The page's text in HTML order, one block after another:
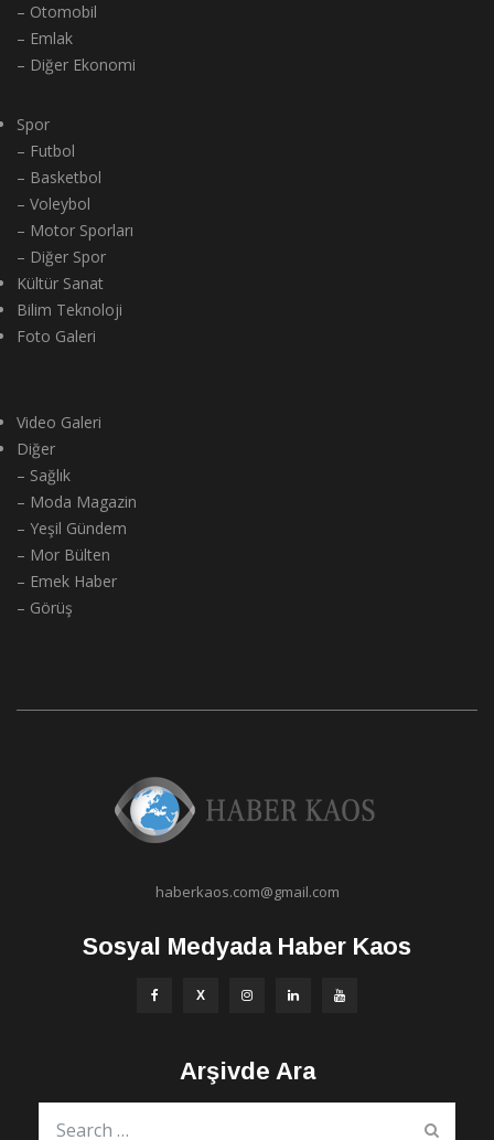
– Otomobil
– Emlak
– Diğer Ekonomi
Spor
– Futbol
– Basketbol
– Voleybol
– Motor Sporları
– Diğer Spor
Kültür Sanat
Bilim Teknoloji
Foto Galeri
Video Galeri
Diğer
– Sağlık
– Moda Magazin
– Yeşil Gündem
– Mor Bülten
– Emek Haber
– Görüş
haberkaos.com@gmail.com
Sosyal Medyada Haber Kaos
Arşivde Ara